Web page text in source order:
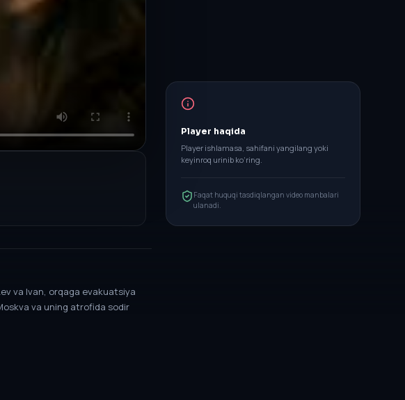
Player haqida
Player ishlamasa, sahifani yangilang yoki
keyinroq urinib ko‘ring.
Faqat huquqi tasdiqlangan video manbalari
ulanadi.
va Ivan, orqaga evakuatsiya
va uning atrofida sodir